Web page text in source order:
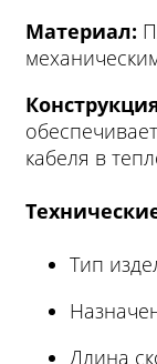
Материал:
кабеля в
Тип
Длина